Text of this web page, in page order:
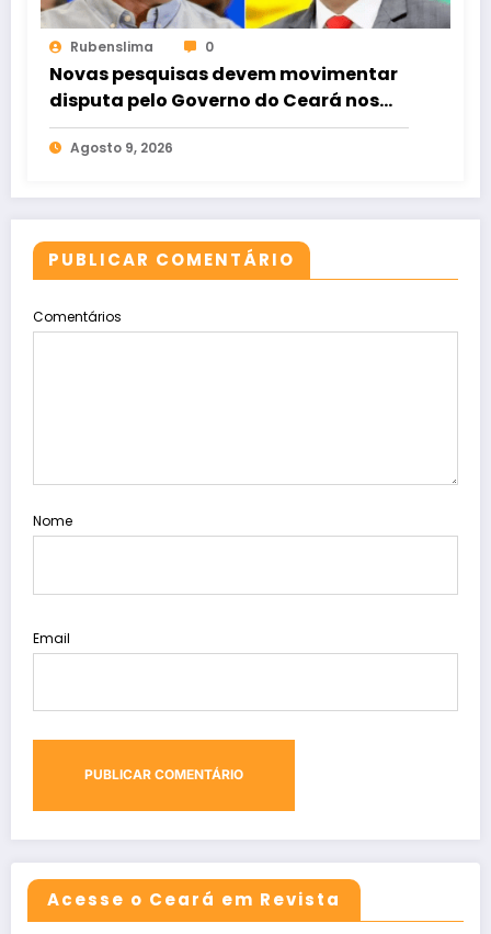
Rubenslima 0
Novas pesquisas devem movimentar
disputa pelo Governo do Ceará nos
próximos dias
Agosto 9, 2026
PUBLICAR COMENTÁRIO
Comentários
Nome
Email
Acesse o Ceará em Revista